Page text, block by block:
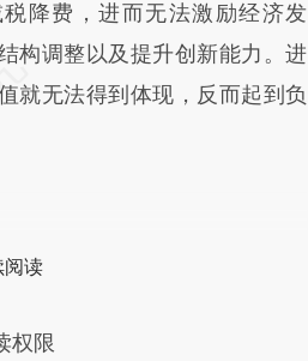
降费，进而无法激励经济发
构调整以及提升创新能力。进
就无法得到体现，反而起到负
阅读
权限